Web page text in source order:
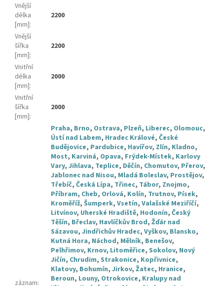
Vnější
délka
[mm]:
2200
Vnější
šířka
[mm]:
2200
Vnitřní
délka
[mm]:
2000
Vnitřní
šířka
[mm]:
2000
záznam:
Praha, Brno, Ostrava, Plzeň, Liberec, Olomouc,
Ústí nad Labem, Hradec Králové, České
Budějovice, Pardubice, Havířov, Zlín, Kladno,
Most, Karviná, Opava, Frýdek-Místek, Karlovy
Vary, Jihlava, Teplice, Děčín, Chomutov, Přerov,
Jablonec nad Nisou, Mladá Boleslav, Prostějov,
Třebíč, Česká Lípa, Třinec, Tábor, Znojmo,
Příbram, Cheb, Orlová, Kolín, Trutnov, Písek,
Kroměříž, Šumperk, Vsetín, Valašské Meziříčí,
Litvínov, Uherské Hradiště, Hodonín, Český
Těšín, Břeclav, Havlíčkův Brod, Žďár nad
Sázavou, Jindřichův Hradec, Vyškov, Blansko,
Kutná Hora, Náchod, Mělník, Benešov,
Pelhřimov, Krnov, Litoměřice, Sokolov, Nový
Jičín, Chrudim, Strakonice, Kopřivnice,
Klatovy, Bohumín, Jirkov, Žatec, Hranice,
Beroun, Louny, Otrokovice, Kralupy nad